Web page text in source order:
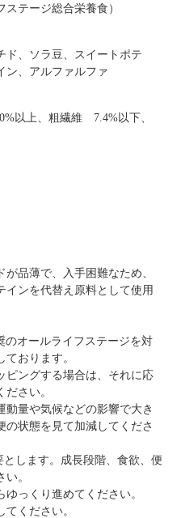
テージ総合栄養食）
ド、ソラ豆、スイートポテ
ン、アルファルファ
以上、粗繊維 7.4%以下、
品薄で、入手困難なため、
インを代替え原料として使用
オールライフステージを対
おります。
ングする場合は、それに応
さい。
量や気候などの影響で大き
の状態を見て加減してくださ
します。成長段階、食欲、便
。
っくり進めてください。
ください。